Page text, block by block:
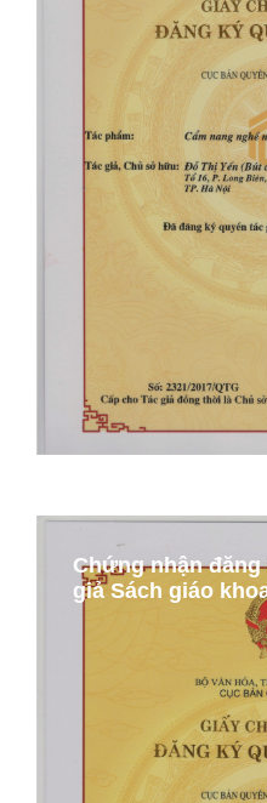
Chứng nhận
giả Sách giáo